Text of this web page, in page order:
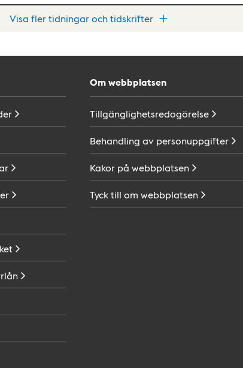
Visa fler tidningar och tidskrifter
Om webbplatsen
Tillgänglighetsredogörelse
Behandling av personuppgifter
Kakor på webbplatsen
Tyck till om webbplatsen